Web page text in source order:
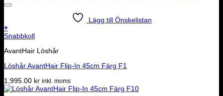
Lägg till Önskelistan
+
Snabbkoll
AvantHair Löshår
Löshår AvantHair Flip-In 45cm Färg F1
1,995.00 kr inkl. moms